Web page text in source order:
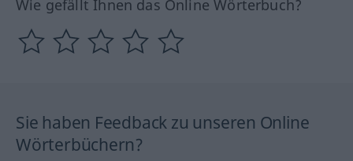
Wie gefällt Ihnen das Online Wörterbuch?
Sie haben Feedback zu unseren Online
Wörterbüchern?